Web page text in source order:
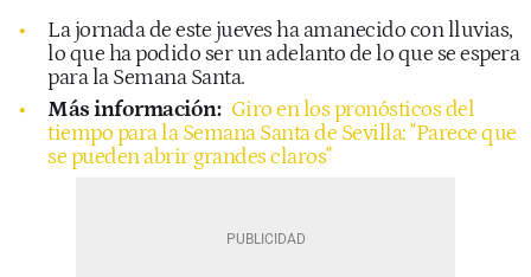
La jornada de este jueves ha amanecido con lluvias,
lo que ha podido ser un adelanto de lo que se espera
para la Semana Santa.
Más información: Giro en los pronósticos del
tiempo para la Semana Santa de Sevilla: "Parece que
se pueden abrir grandes claros"